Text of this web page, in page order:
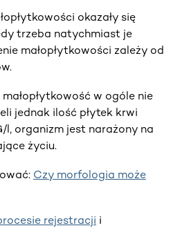
okazały się
trzeba natychmiast je
małopłytkowości zależy od
w ogóle nie
jednak ilość płytek krwi
l, organizm jest narażony na
życiu.
Czy morfologia może
rejestracji i